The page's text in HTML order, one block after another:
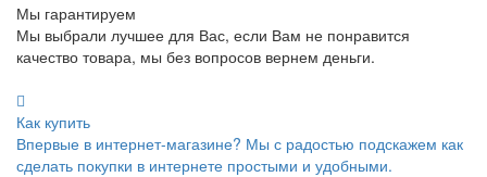
Мы гарантируем
Мы выбрали лучшее для Вас, если Вам не понравится
качество товара, мы без вопросов вернем деньги.
Как купить
Впервые в интернет-магазине? Мы с радостью подскажем как
сделать покупки в интернете простыми и удобными.